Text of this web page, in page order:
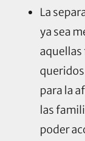
La
ya sea
aquellas
para la
las
poder